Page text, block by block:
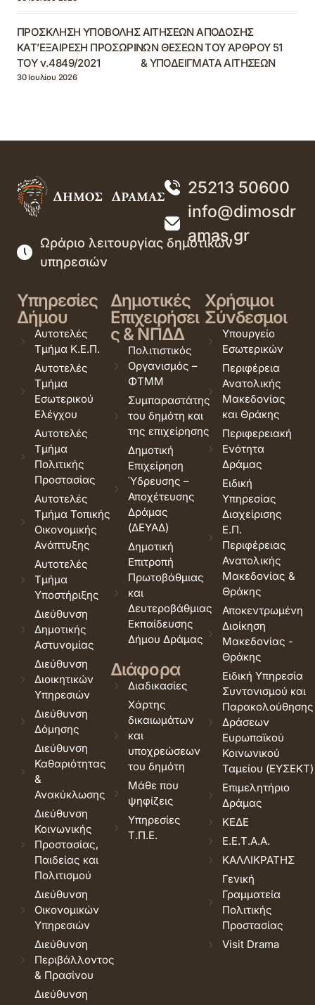
ΠΡΟΣΚΛΗΣΗ ΥΠΟΒΟΛΗΣ ΑΙΤΗΣΕΩΝ ΑΠΟΔΟΣΗΣ
ΚΑΤ’ΕΞΑΙΡΕΣΗ ΠΡΟΣΩΡΙΝΩΝ ΘΕΣΕΩΝ ΤΟΥ ΆΡΘΡΟΥ 51
ΤΟΥ ν.4849/2021 & ΥΠΟΔΕΙΓΜΑΤΑ ΑΙΤΗΣΕΩΝ
30 Ιουλίου 2026
25213 50600
info@dimosdr
amas.gr
Ωράριο λειτουργίας δημοτικών
υπηρεσιών
Υπηρεσίες
Δήμου
Αυτοτελές
Τμήμα Κ.Ε.Π.
Αυτοτελές
Τμήμα
Εσωτερικού
Ελέγχου
Αυτοτελές
Τμήμα
Πολιτικής
Προστασίας
Αυτοτελές
Τμήμα Τοπικής
Οικονομικής
Ανάπτυξης
Αυτοτελές
Τμήμα
Υποστήριξης
Διεύθυνση
Δημοτικής
Αστυνομίας
Διεύθυνση
Διοικητικών
Υπηρεσιών
Διεύθυνση
Δόμησης
Διεύθυνση
Καθαριότητας
&
Ανακύκλωσης
Διεύθυνση
Κοινωνικής
Προστασίας,
Παιδείας και
Πολιτισμού
Διεύθυνση
Οικονομικών
Υπηρεσιών
Διεύθυνση
Περιβάλλοντος
& Πρασίνου
Διεύθυνση
Δημοτικές
Επιχειρήσει
ς & ΝΠΔΔ
Πολιτιστικός
Οργανισμός –
ΦΤΜΜ
Συμπαραστάτης
του δημότη και
της επιχείρησης
Δημοτική
Επιχείρηση
Ύδρευσης –
Αποχέτευσης
Δράμας
(ΔΕΥΑΔ)
Δημοτική
Επιτροπή
Πρωτοβάθμιας
και
Δευτεροβάθμιας
Εκπαίδευσης
Δήμου Δράμας
Διάφορα
Διαδικασίες
Χάρτης
δικαιωμάτων
και
υποχρεώσεων
του δημότη
Μάθε που
ψηφίζεις
Υπηρεσίες
Τ.Π.Ε.
Χρήσιμοι
Σύνδεσμοι
Υπουργείο
Εσωτερικών
Περιφέρεια
Ανατολικής
Μακεδονίας
και Θράκης
Περιφερειακή
Ενότητα
Δράμας
Ειδική
Υπηρεσίας
Διαχείρισης
Ε.Π.
Περιφέρειας
Ανατολικής
Μακεδονίας &
Θράκης
Αποκεντρωμένη
Διοίκηση
Μακεδονίας -
Θράκης
Ειδική Υπηρεσία
Συντονισμού και
Παρακολούθησης
Δράσεων
Ευρωπαϊκού
Κοινωνικού
Ταμείου (ΕΥΣΕΚΤ)
Επιμελητήριο
Δράμας
ΚΕΔΕ
Ε.Ε.Τ.Α.Α.
ΚΑΛΛΙΚΡΑΤΗΣ
Γενική
Γραμματεία
Πολιτικής
Προστασίας
Visit Drama